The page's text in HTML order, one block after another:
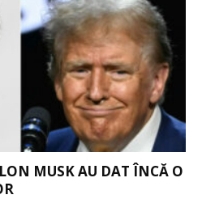
MUSK AU DAT ÎNCĂ O